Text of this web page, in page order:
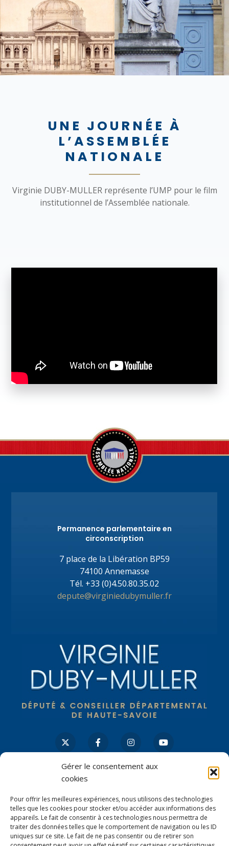
Gérer le consentement aux
cookies
Pour offrir les meilleures expériences, nous utilisons des technologies
telles que les cookies pour stocker et/ou accéder aux informations des
appareils. Le fait de consentir à ces technologies nous permettra de
traiter des données telles que le comportement de navigation ou les ID
uniques sur ce site. Le fait de ne pas consentir ou de retirer son
UNE JOURNÉE À
L’ASSEMBLÉE
NATIONALE
Virginie DUBY-MULLER représente l’UMP pour le film
institutionnel de l’Assemblée nationale.
Permanence parlementaire en
circonscription
7 place de la Libération BP59
74100 Annemasse
Tél. +33 (0)4.50.80.35.02
depute@virginiedubymuller.fr
Contactez-moi à Paris
126 rue de l’Université
75007 PARIS